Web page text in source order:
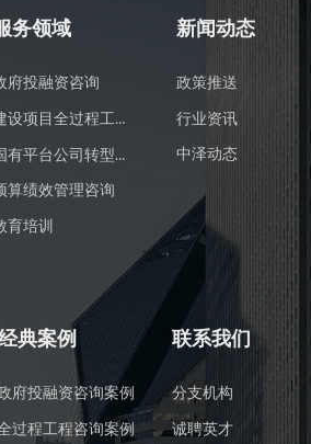
务领域
府投融资咨询
建设项目全过程工程咨询
国有平台公司转型发展咨询
算绩效管理咨询
育培训
新闻动态
政策推送
行业资讯
中泽动态
典案例
府投融资咨询案例
过程工程咨询案例
联系我们
分支机构
诚聘英才